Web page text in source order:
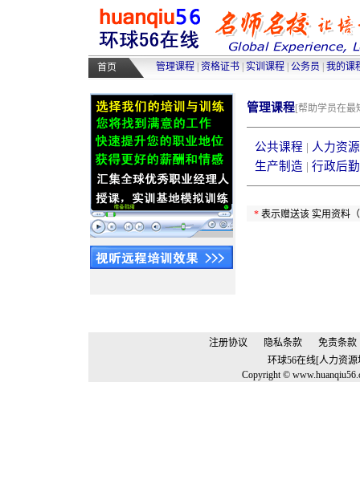
高级人力资源管理师培训 |高级物
采购师培训 |物流师培训 人力资
首页 管理课程 资格证书 实训课程 公务员 我的课
管理课程[帮助学员在最
公共课程 | 人力资源
生产制造 | 行政后勤
* 表示赠送该 实用资料
注册协议 隐私条款
免责条款
环球56在线[人力资
Copyright ©